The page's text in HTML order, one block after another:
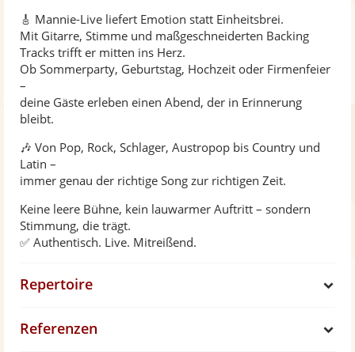
🎸 Mannie-Live liefert Emotion statt Einheitsbrei.
Mit Gitarre, Stimme und maßgeschneiderten Backing
Tracks trifft er mitten ins Herz.
Ob Sommerparty, Geburtstag, Hochzeit oder Firmenfeier
–
deine Gäste erleben einen Abend, der in Erinnerung
bleibt.
🎶 Von Pop, Rock, Schlager, Austropop bis Country und
Latin –
immer genau der richtige Song zur richtigen Zeit.
Keine leere Bühne, kein lauwarmer Auftritt – sondern
Stimmung, die trägt.
✅ Authentisch. Live. Mitreißend.
Repertoire
Referenzen